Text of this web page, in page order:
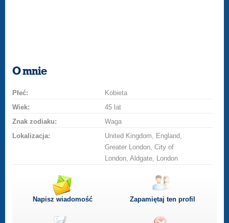
O mnie
Płeć:
Kobieta
Wiek:
45 lat
Znak zodiaku:
Waga
Lokalizacja:
United Kingdom, England,
Greater London, City of
London, Aldgate, London
Napisz wiadomość Zapamiętaj ten profil